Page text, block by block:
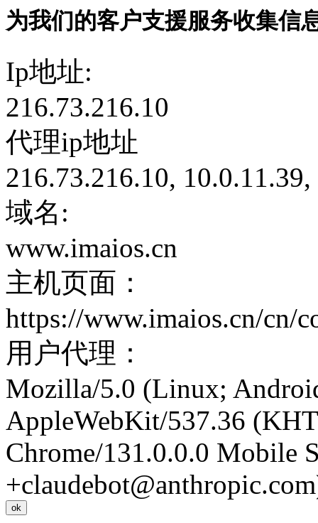
为我们的客户支援服务收集信
Ip地址:
216.73.216.10
代理ip地址
216.73.216.10,
域名:
www.imaios.cn
主机页面：
https://www.imaios.cn/cn/
用户代理：
Mozilla/5.0 (Linux;
AppleWebKit/537.36
Chrome/131.0.0.0 Mobile
ok